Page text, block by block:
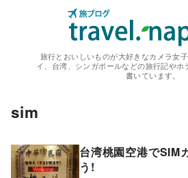
旅行とおいしいものが大好きなカメラ女
イ、台湾、シンガポールなどの旅行記やホ
書いています。
sim
台湾桃園空港でSIM
う!